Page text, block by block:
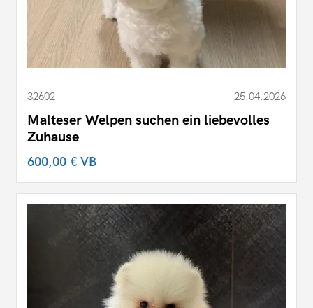
32602 25.04.2026
Malteser Welpen suchen ein liebevolles
Zuhause
600,00 €VB